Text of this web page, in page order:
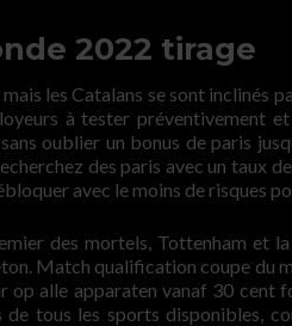
2022 tirage
les Catalans se sont inclinés
à tester préventivement
oublier un bonus de paris
des paris avec un taux
avec le moins de risques
des mortels, Tottenham et
Match qualification coupe du
alle apparaten vanaf 30 cent
de tous les sports disponibles,